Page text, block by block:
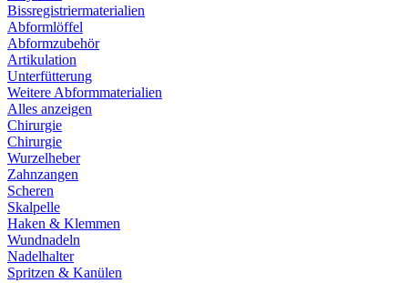
Bissregistriermaterialien
Abformlöffel
Abformzubehör
Artikulation
Unterfütterung
Weitere Abformmaterialien
Alles anzeigen
Chirurgie
Chirurgie
Wurzelheber
Zahnzangen
Scheren
Skalpelle
Haken & Klemmen
Wundnadeln
Nadelhalter
Spritzen & Kanülen